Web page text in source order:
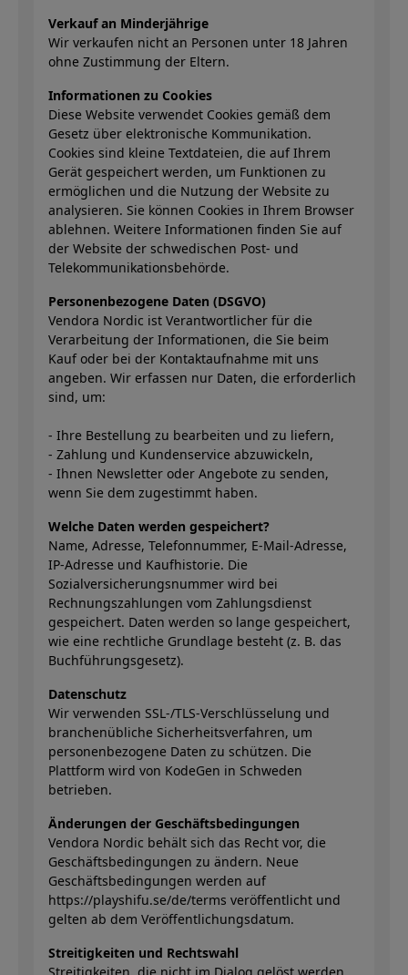
Verkauf an Minderjährige
Wir verkaufen nicht an Personen unter 18 Jahren
ohne Zustimmung der Eltern.
Informationen zu Cookies
Diese Website verwendet Cookies gemäß dem
Gesetz über elektronische Kommunikation.
Cookies sind kleine Textdateien, die auf Ihrem
Gerät gespeichert werden, um Funktionen zu
ermöglichen und die Nutzung der Website zu
analysieren. Sie können Cookies in Ihrem Browser
ablehnen. Weitere Informationen finden Sie auf
der Website der schwedischen Post- und
Telekommunikationsbehörde.
Personenbezogene Daten (DSGVO)
Vendora Nordic ist Verantwortlicher für die
Verarbeitung der Informationen, die Sie beim
Kauf oder bei der Kontaktaufnahme mit uns
angeben. Wir erfassen nur Daten, die erforderlich
sind, um:
- Ihre Bestellung zu bearbeiten und zu liefern,
- Zahlung und Kundenservice abzuwickeln,
- Ihnen Newsletter oder Angebote zu senden,
wenn Sie dem zugestimmt haben.
Welche Daten werden gespeichert?
Name, Adresse, Telefonnummer, E-Mail-Adresse,
IP-Adresse und Kaufhistorie. Die
Sozialversicherungsnummer wird bei
Rechnungszahlungen vom Zahlungsdienst
gespeichert. Daten werden so lange gespeichert,
wie eine rechtliche Grundlage besteht (z. B. das
Buchführungsgesetz).
Datenschutz
Wir verwenden SSL-/TLS-Verschlüsselung und
branchenübliche Sicherheitsverfahren, um
personenbezogene Daten zu schützen. Die
Plattform wird von KodeGen in Schweden
betrieben.
Änderungen der Geschäftsbedingungen
Vendora Nordic behält sich das Recht vor, die
Geschäftsbedingungen zu ändern. Neue
Geschäftsbedingungen werden auf
https://playshifu.se/de/terms veröffentlicht und
gelten ab dem Veröffentlichungsdatum.
Streitigkeiten und Rechtswahl
Streitigkeiten, die nicht im Dialog gelöst werden